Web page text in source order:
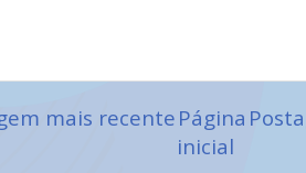
mais recentePágina
inicial